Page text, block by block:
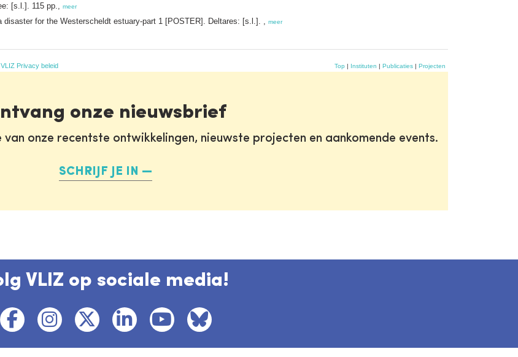
[s.l.]. 115 pp.,
meer
disaster for the Westerscheldt estuary-part 1 [POSTER]. Deltares: [s.l.]. , meer
VLIZ Privacy beleid Top | Instituten | Publicaties | Projecten
onze nieuwsbrief
onze recentste ontwikkelingen, nieuwste projecten en aankomende events.
SCHRIJF JE IN
VLIZ op sociale media!